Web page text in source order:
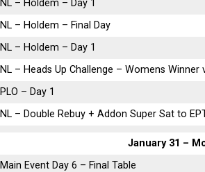
NL – Holdem – Day 1
NL – Holdem – Final Day
NL – Holdem – Day 1
NL – Heads Up Challenge – Womens Winner
PLO – Day 1
NL – Double Rebuy + Addon Super Sat to
January 31 –
Main Event Day 6 – Final Table